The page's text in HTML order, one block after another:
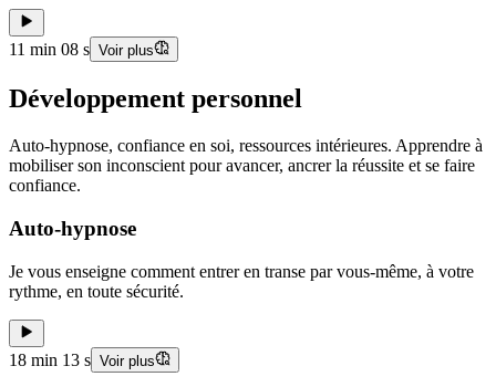
11 min 08 s Voir plus
Développement personnel
Auto-hypnose, confiance en soi, ressources intérieures. Apprendre à
mobiliser son inconscient pour avancer, ancrer la réussite et se faire
confiance.
Auto-hypnose
Je vous enseigne comment entrer en transe par vous-même, à votre
rythme, en toute sécurité.
18 min 13 s Voir plus